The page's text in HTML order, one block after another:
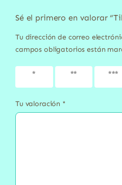
Sé el primero en valorar
Tu dirección de correo
campos obligatorios están
1 de 5
2 de 5
3 de 5
Tu valoración *